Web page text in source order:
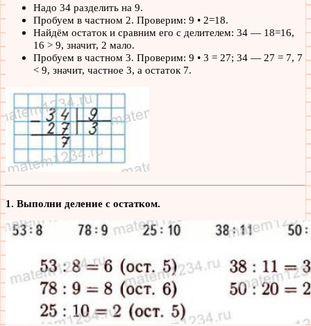
Надо 34 разделить на 9.
Пробуем в частном 2. Проверим: 9 • 2=18.
Найдём остаток и сравним его с делителем: 34 — 18=16,
16 > 9, значит, 2 мало.
Пробуем в частном 3. Проверим: 9 • 3 = 27; 34 — 27 = 7, 7
< 9, значит, частное 3, а остаток 7.
1. Выполни деление с остатком.